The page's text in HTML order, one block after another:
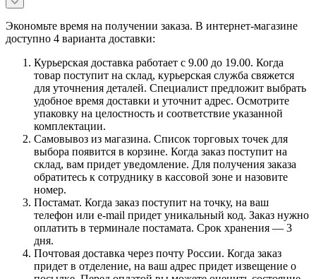
Экономьте время на получении заказа. В интернет-магазине
доступно 4 варианта доставки:
Курьерская доставка работает с 9.00 до 19.00. Когда
товар поступит на склад, курьерская служба свяжется
для уточнения деталей. Специалист предложит выбрать
удобное время доставки и уточнит адрес. Осмотрите
упаковку на целостность и соответствие указанной
комплектации.
Самовывоз из магазина. Список торговых точек для
выбора появится в корзине. Когда заказ поступит на
склад, вам придет уведомление. Для получения заказа
обратитесь к сотруднику в кассовой зоне и назовите
номер.
Постамат. Когда заказ поступит на точку, на ваш
телефон или e-mail придет уникальный код. Заказ нужно
оплатить в терминале постамата. Срок хранения — 3
дня.
Почтовая доставка через почту России. Когда заказ
придет в отделение, на ваш адрес придет извещение о